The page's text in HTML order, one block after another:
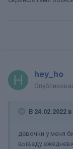
hey_ho
В 24.02.2022
девочки у меня
выведу